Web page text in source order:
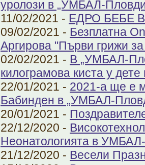
уролози в „УМБАЛ-
11/02/2021 - ЕДРО БЕБЕ
09/02/2021 - Безплатна
Аргирова "Първи грижи
02/02/2021 - В „УМБАЛ-
килограмова киста у дете
22/01/2021 - 2021-а ще е
Бабинден в „УМБАЛ-
20/01/2021 -
22/12/2020 -
Неонатологията в
21/12/2020 - Весели